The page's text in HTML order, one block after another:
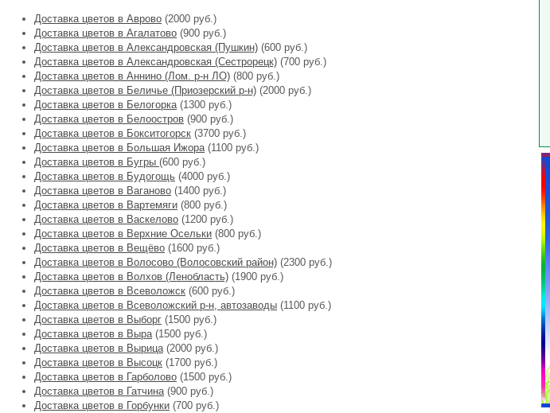
Доставка цветов в Аврово (2000 руб.)
Доставка цветов в Агалатово (900 руб.)
Доставка цветов в Александровская (Пушкин) (600 руб.)
Доставка цветов в Александровская (Сестрорецк) (700 руб.)
Доставка цветов в Аннино (Лом. р-н ЛО) (800 руб.)
Доставка цветов в Беличье (Приозерский р-н) (2000 руб.)
Доставка цветов в Белогорка(1300 руб.)
Доставка цветов в Белоостров (900 руб.)
Доставка цветов в Бокситогорск (3700 руб.)
Доставка цветов в Большая Ижора(1100 руб.)
Доставка цветов в Бугры (600 руб.)
Доставка цветов в Будогощь (4000 руб.)
Доставка цветов в Ваганово (1400 руб.)
Доставка цветов в Вартемяги (800 руб.)
Доставка цветов в Васкелово (1200 руб.)
Доставка цветов в Верхние Осельки (800 руб.)
Доставка цветов в Вещёво (1600 руб.)
Доставка цветов в Волосово (Волосовский район) (2300 руб.)
Доставка цветов в Волхов (Ленобласть) (1900 руб.)
Доставка цветов в Всеволожск (600 руб.)
Доставка цветов в Всеволожский р-н, автозаводы (1100 руб.)
Доставка цветов в Выборг (1500 руб.)
Доставка цветов в Выра(1500 руб.)
Доставка цветов в Вырица(2000 руб.)
Доставка цветов в Высоцк (1700 руб.)
Доставка цветов в Гарболово (1500 руб.)
Доставка цветов в Гатчина(900 руб.)
Доставка цветов в Горбунки (700 руб.)